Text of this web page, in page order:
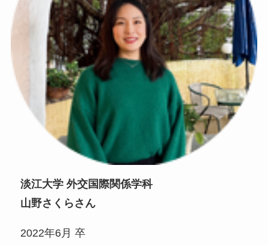
淡江大学 外交国際関係学科
山野さくらさん
2022年6月 卒